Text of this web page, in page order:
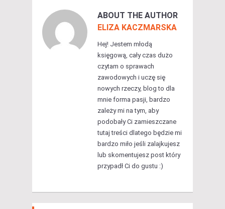
ABOUT THE AUTHOR
ELIZA KACZMARSKA
Hej! Jestem młodą
księgową, cały czas dużo
czytam o sprawach
zawodowych i uczę się
nowych rzeczy, blog to dla
mnie forma pasji, bardzo
zależy mi na tym, aby
podobały Ci zamieszczane
tutaj treści dlatego będzie mi
bardzo miło jeśli zalajkujesz
lub skomentujesz post który
przypadł Ci do gustu :)